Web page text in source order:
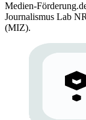
Medien-
Journalismus Lab
(MIZ).